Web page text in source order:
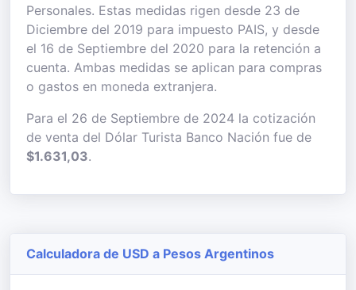
Personales. Estas medidas rigen desde 23 de
Diciembre del 2019 para impuesto PAIS, y desde
el 16 de Septiembre del 2020 para la retención a
cuenta. Ambas medidas se aplican para compras
o gastos en moneda extranjera.
Para el 26 de Septiembre de 2024 la cotización
de venta del Dólar Turista Banco Nación fue de
$1.631,03.
Calculadora de USD a Pesos Argentinos